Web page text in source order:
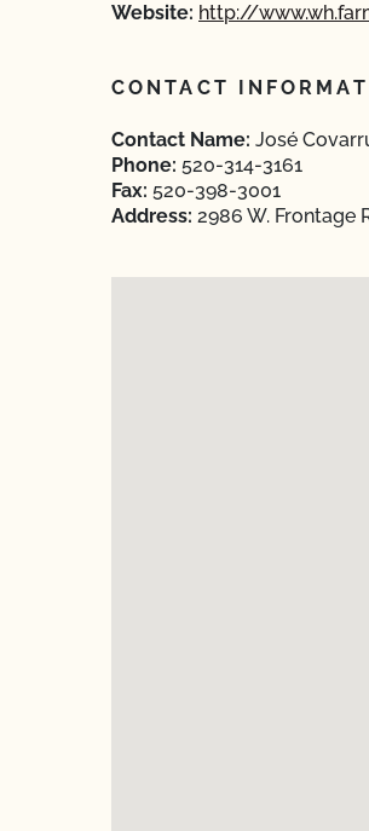
Website: http://
CONTACT
Contact Name: José
Phone: 520-314-3161
Fax: 520-398-3001
Address: 2986 W. Frontage